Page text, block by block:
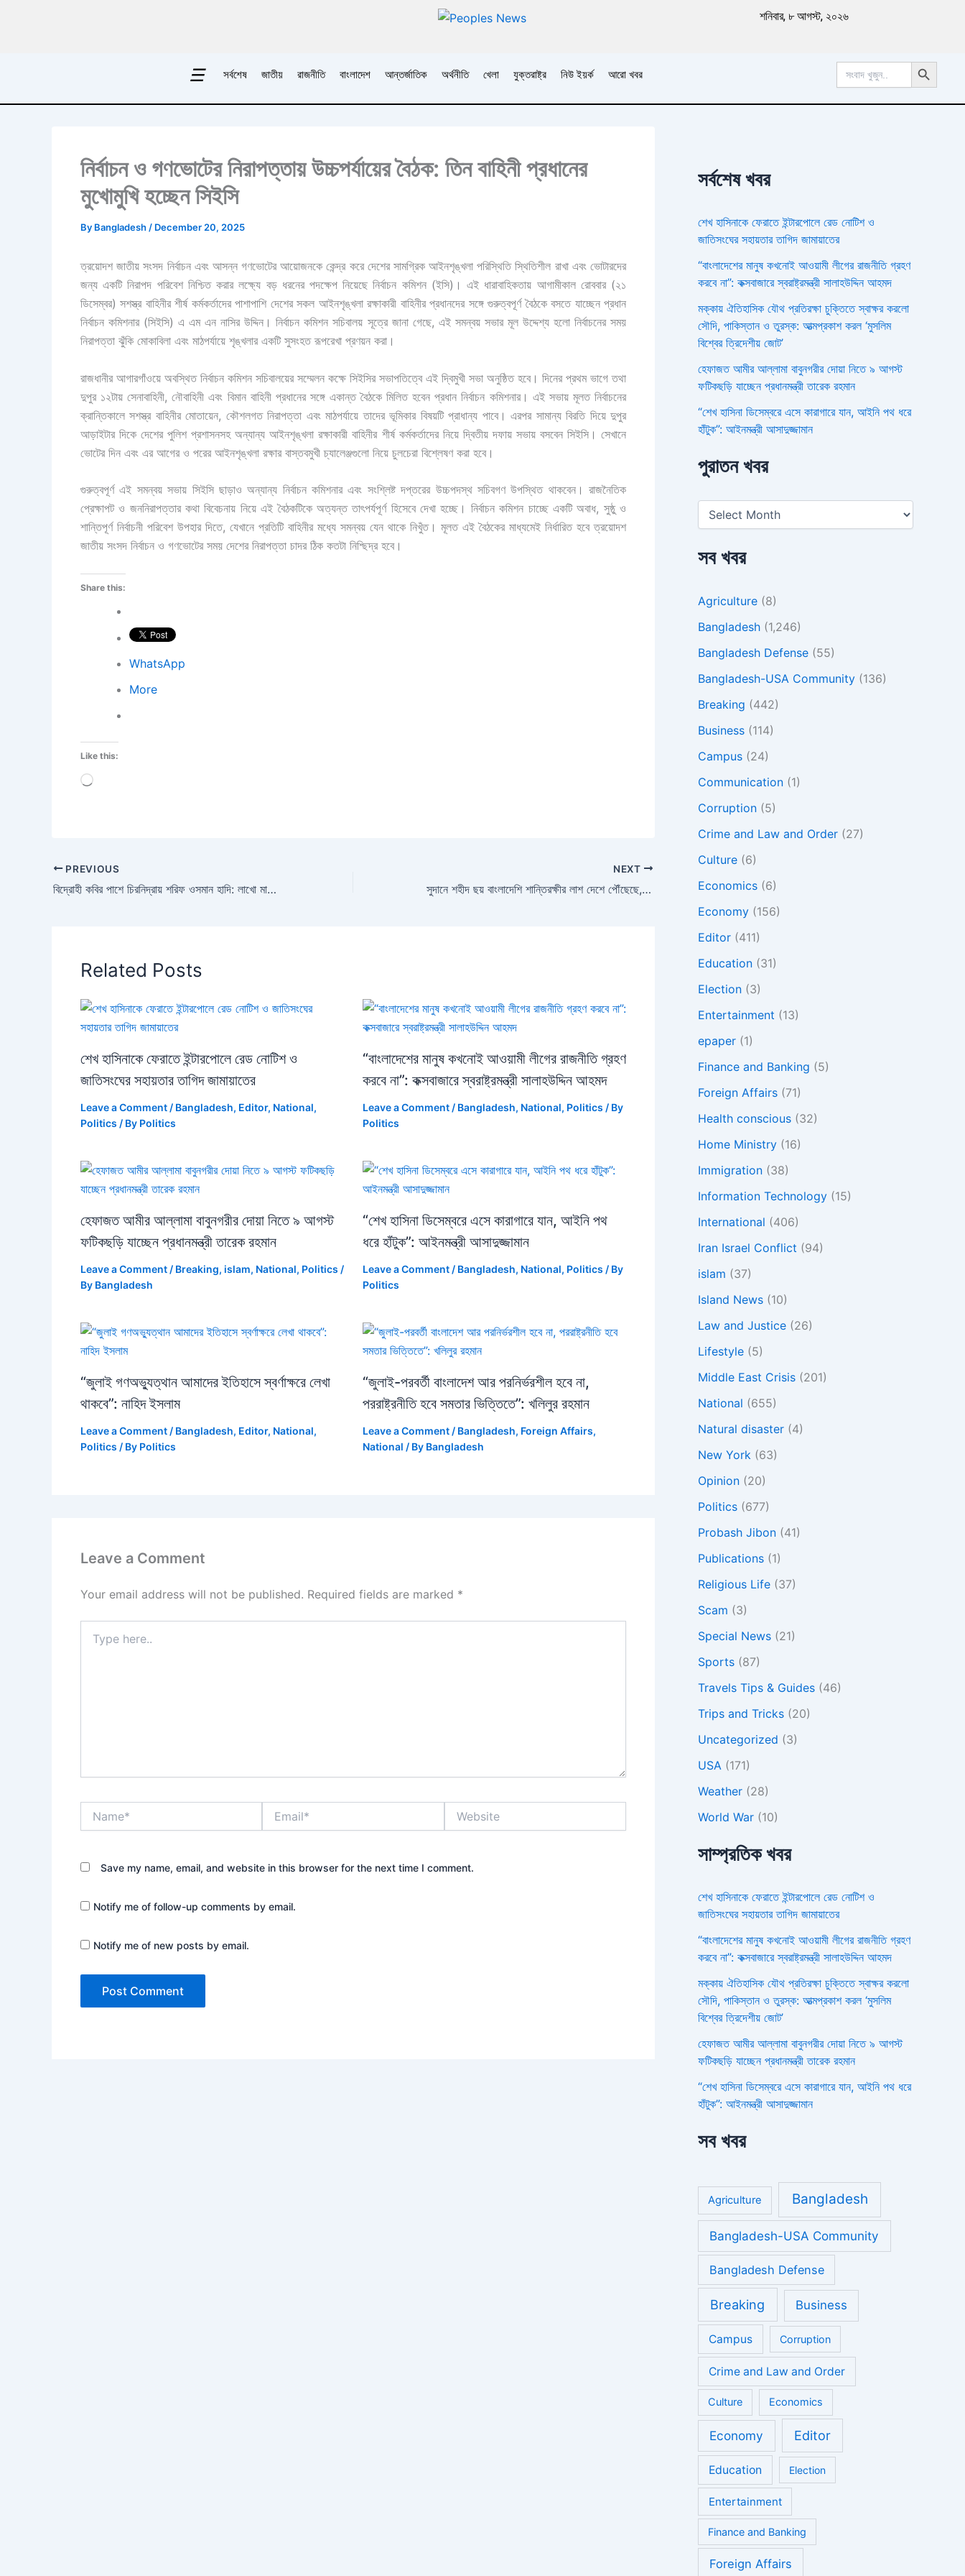
শনিবার, ৮ আগস্ট, ২০২৬
☰ সর্বশেষ জাতীয় রাজনীতি বাংলাদেশ আন্তর্জাতিক অর্থনীতি খেলা যুক্তরাষ্ট্র নিউ ইয়র্ক আরো খবর
Search
for:
Search Button
নির্বাচন ও গণভোটের নিরাপত্তায় উচ্চপর্যায়ের বৈঠক: তিন বাহিনী প্রধানের
মুখোমুখি হচ্ছেন সিইসি
By Bangladesh / December 20, 2025
ত্রয়োদশ জাতীয় সংসদ নির্বাচন এবং আসন্ন গণভোটের আয়োজনকে কেন্দ্র করে দেশের সামগ্রিক আইনশৃঙ্খলা পরিস্থিতি স্থিতিশীল রাখা এবং ভোটারদের
জন্য একটি নিরাপদ পরিবেশ নিশ্চিত করার লক্ষ্যে বড় ধরনের পদক্ষেপ নিয়েছে নির্বাচন কমিশন (ইসি)। এই ধারাবাহিকতায় আগামীকাল রোববার (২১
ডিসেম্বর) সশস্ত্র বাহিনীর শীর্ষ কর্মকর্তাদের পাশাপাশি দেশের সকল আইনশৃঙ্খলা রক্ষাকারী বাহিনীর প্রধানদের সঙ্গে গুরুত্বপূর্ণ বৈঠকে বসতে যাচ্ছেন প্রধান
নির্বাচন কমিশনার (সিইসি) এ এম এন নাসির উদ্দিন। নির্বাচন কমিশন সচিবালয় সূত্রে জানা গেছে, এই সমন্বয় সভার মূল উদ্দেশ্য হলো নির্বাচনের সময়
নিরাপত্তা ঝুঁকি মোকাবিলা এবং মাঠপর্যায়ে শৃঙ্খলার একটি সুসংহত রূপরেখা প্রণয়ন করা।
রাজধানীর আগারগাঁওয়ে অবস্থিত নির্বাচন কমিশন সচিবালয়ের সম্মেলন কক্ষে সিইসির সভাপতিত্বে এই দ্বিমুখী সভা অনুষ্ঠিত হবে। দিনের প্রথম ভাগে তথা
দুপুর ১২টায় সেনাবাহিনী, নৌবাহিনী এবং বিমান বাহিনী প্রধানের সঙ্গে একান্ত বৈঠকে মিলিত হবেন প্রধান নির্বাচন কমিশনার। এই সভায় মূলত নির্বাচনের
ক্রান্তিকালে সশস্ত্র বাহিনীর মোতায়েন, কৌশলগত নিরাপত্তা এবং মাঠপর্যায়ে তাদের ভূমিকার বিষয়টি প্রাধান্য পাবে। এরপর সামান্য বিরতি দিয়ে দুপুর
আড়াইটার দিকে দেশের পুলিশ প্রশাসনসহ অন্যান্য আইনশৃঙ্খলা রক্ষাকারী বাহিনীর শীর্ষ কর্মকর্তাদের নিয়ে দ্বিতীয় দফায় সভায় বসবেন সিইসি। সেখানে
ভোটের দিন এবং এর আগের ও পরের আইনশৃঙ্খলা রক্ষার বাস্তবমুখী চ্যালেঞ্জগুলো নিয়ে চুলচেরা বিশ্লেষণ করা হবে।
গুরুত্বপূর্ণ এই সমন্বয় সভায় সিইসি ছাড়াও অন্যান্য নির্বাচন কমিশনার এবং সংশ্লিষ্ট দপ্তরের উচ্চপদস্থ সচিবগণ উপস্থিত থাকবেন। রাজনৈতিক
প্রেক্ষাপট ও জননিরাপত্তার কথা বিবেচনায় নিয়ে এই বৈঠকটিকে অত্যন্ত তাৎপর্যপূর্ণ হিসেবে দেখা হচ্ছে। নির্বাচন কমিশন চাচ্ছে একটি অবাধ, সুষ্ঠু ও
শান্তিপূর্ণ নির্বাচনী পরিবেশ উপহার দিতে, যেখানে প্রতিটি বাহিনীর মধ্যে সমন্বয় যেন থাকে নিখুঁত। মূলত এই বৈঠকের মাধ্যমেই নির্ধারিত হবে ত্রয়োদশ
জাতীয় সংসদ নির্বাচন ও গণভোটের সময় দেশের নিরাপত্তা চাদর ঠিক কতটা নিশ্ছিদ্র হবে।
Share this:
WhatsApp
More
Like this:
Loading…
PREVIOUS
বিদ্রোহী কবির পাশে চিরনিদ্রায় শরিফ ওসমান হাদি: লাখো মানুষের অশ্রুসিক্ত বিদায়
NEXT
সুদানে শহীদ ছয় বাংলাদেশি শান্তিরক্ষীর লাশ দেশে পৌঁছেছে, আগামীকাল জানাজা ও সামরিক মর্যাদায় দাফন
Related Posts
শেখ হাসিনাকে ফেরাতে ইন্টারপোলে রেড নোটিশ ও
জাতিসংঘের সহায়তার তাগিদ জামায়াতের
Leave a Comment / Bangladesh, Editor, National,
Politics / By Politics
“বাংলাদেশের মানুষ কখনোই আওয়ামী লীগের রাজনীতি গ্রহণ
করবে না”: কক্সবাজারে স্বরাষ্ট্রমন্ত্রী সালাহউদ্দিন আহমদ
Leave a Comment / Bangladesh, National, Politics / By
Politics
হেফাজত আমীর আল্লামা বাবুনগরীর দোয়া নিতে ৯ আগস্ট
ফটিকছড়ি যাচ্ছেন প্রধানমন্ত্রী তারেক রহমান
Leave a Comment / Breaking, islam, National, Politics /
By Bangladesh
“শেখ হাসিনা ডিসেম্বরে এসে কারাগারে যান, আইনি পথ
ধরে হাঁটুক”: আইনমন্ত্রী আসাদুজ্জামান
Leave a Comment / Bangladesh, National, Politics / By
Politics
“জুলাই গণঅভ্যুত্থান আমাদের ইতিহাসে স্বর্ণাক্ষরে লেখা
থাকবে”: নাহিদ ইসলাম
Leave a Comment / Bangladesh, Editor, National,
Politics / By Politics
“জুলাই-পরবর্তী বাংলাদেশ আর পরনির্ভরশীল হবে না,
পররাষ্ট্রনীতি হবে সমতার ভিত্তিতে”: খলিলুর রহমান
Leave a Comment / Bangladesh, Foreign Affairs,
National / By Bangladesh
Leave a Comment
Your email address will not be published. Required fields are marked *
here..
Save my name, email, and website in this browser for the next time I comment.
Notify me of follow-up comments by email.
Notify me of new posts by email.
সর্বশেষ খবর
শেখ হাসিনাকে ফেরাতে ইন্টারপোলে রেড নোটিশ ও
জাতিসংঘের সহায়তার তাগিদ জামায়াতের
“বাংলাদেশের মানুষ কখনোই আওয়ামী লীগের রাজনীতি গ্রহণ
করবে না”: কক্সবাজারে স্বরাষ্ট্রমন্ত্রী সালাহউদ্দিন আহমদ
মক্কায় ঐতিহাসিক যৌথ প্রতিরক্ষা চুক্তিতে স্বাক্ষর করলো
সৌদি, পাকিস্তান ও তুরস্ক: আত্মপ্রকাশ করল ‘মুসলিম
বিশ্বের ত্রিদেশীয় জোট’
হেফাজত আমীর আল্লামা বাবুনগরীর দোয়া নিতে ৯ আগস্ট
ফটিকছড়ি যাচ্ছেন প্রধানমন্ত্রী তারেক রহমান
“শেখ হাসিনা ডিসেম্বরে এসে কারাগারে যান, আইনি পথ ধরে
হাঁটুক”: আইনমন্ত্রী আসাদুজ্জামান
পুরাতন খবর
সব খবর
Agriculture (8)
Bangladesh (1,246)
Bangladesh Defense (55)
Bangladesh-USA Community (136)
Breaking (442)
Business (114)
Campus (24)
Communication (1)
Corruption (5)
Crime and Law and Order (27)
Culture (6)
Economics (6)
Economy (156)
Editor (411)
Education (31)
Election (3)
Entertainment (13)
epaper (1)
Finance and Banking (5)
Foreign Affairs (71)
Health conscious (32)
Home Ministry (16)
Immigration (38)
Information Technology (15)
International (406)
Iran Israel Conflict (94)
islam (37)
Island News (10)
Law and Justice (26)
Lifestyle (5)
Middle East Crisis (201)
National (655)
Natural disaster (4)
New York (63)
Opinion (20)
Politics (677)
Probash Jibon (41)
Publications (1)
Religious Life (37)
Scam (3)
Special News (21)
Sports (87)
Travels Tips & Guides (46)
Trips and Tricks (20)
Uncategorized (3)
USA (171)
Weather (28)
World War (10)
সাম্প্রতিক খবর
শেখ হাসিনাকে ফেরাতে ইন্টারপোলে রেড নোটিশ ও
জাতিসংঘের সহায়তার তাগিদ জামায়াতের
“বাংলাদেশের মানুষ কখনোই আওয়ামী লীগের রাজনীতি গ্রহণ
করবে না”: কক্সবাজারে স্বরাষ্ট্রমন্ত্রী সালাহউদ্দিন আহমদ
মক্কায় ঐতিহাসিক যৌথ প্রতিরক্ষা চুক্তিতে স্বাক্ষর করলো
সৌদি, পাকিস্তান ও তুরস্ক: আত্মপ্রকাশ করল ‘মুসলিম
বিশ্বের ত্রিদেশীয় জোট’
হেফাজত আমীর আল্লামা বাবুনগরীর দোয়া নিতে ৯ আগস্ট
ফটিকছড়ি যাচ্ছেন প্রধানমন্ত্রী তারেক রহমান
“শেখ হাসিনা ডিসেম্বরে এসে কারাগারে যান, আইনি পথ ধরে
হাঁটুক”: আইনমন্ত্রী আসাদুজ্জামান
সব খবর
Agriculture Bangladesh
Bangladesh-USA Community
Bangladesh Defense
Breaking Business
Campus Corruption
Crime and Law and Order
Culture Economics
Economy Editor
Education Election
Entertainment
Finance and Banking
Foreign Affairs